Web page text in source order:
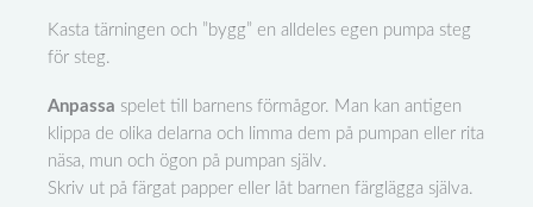
Kasta tärningen och ”bygg” en alldeles egen pumpa steg
för steg.
Anpassa spelet till barnens förmågor. Man kan antigen
klippa de olika delarna och limma dem på pumpan eller rita
näsa, mun och ögon på pumpan själv.
Skriv ut på färgat papper eller låt barnen färglägga själva.